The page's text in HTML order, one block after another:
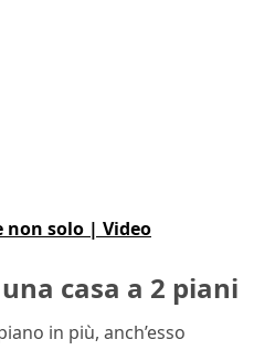
non solo | Video
casa a 2 piani
in più, anch’esso